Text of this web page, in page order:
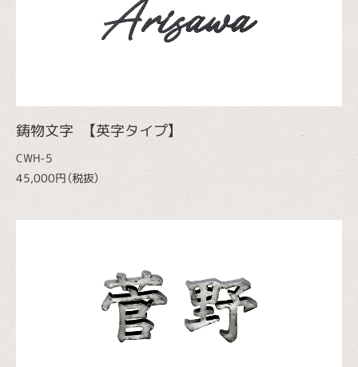
鋳物文字 【英字タイプ】
CWH-5
45,000円（税抜）